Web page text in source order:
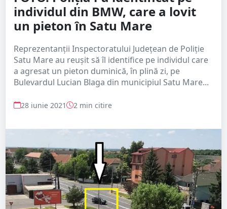
individul din BMW, care a lovit
un pieton în Satu Mare
Reprezentanții Inspectoratului Județean de Poliție
Satu Mare au reușit să îl identifice pe individul care
a agresat un pieton duminică, în plină zi, pe
Bulevardul Lucian Blaga din municipiul Satu Mare...
28 iunie 2021 2 min citire